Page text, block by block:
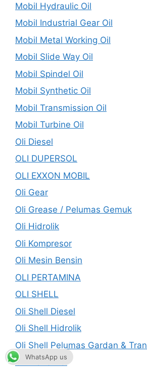
Mobil Hydraulic Oil
Mobil Industrial Gear Oil
Mobil Metal Working Oil
Mobil Slide Way Oil
Mobil Spindel Oil
Mobil Synthetic Oil
Mobil Transmission Oil
Mobil Turbine Oil
Oli Diesel
OLI DUPERSOL
OLI EXXON MOBIL
Oli Gear
Oli Grease / Pelumas Gemuk
Oli Hidrolik
Oli Kompresor
Oli Mesin Bensin
OLI PERTAMINA
OLI SHELL
Oli Shell Diesel
Oli Shell Hidrolik
Oli Shell Pelumas Gardan &
Oli Transmisi
WhatsApp us